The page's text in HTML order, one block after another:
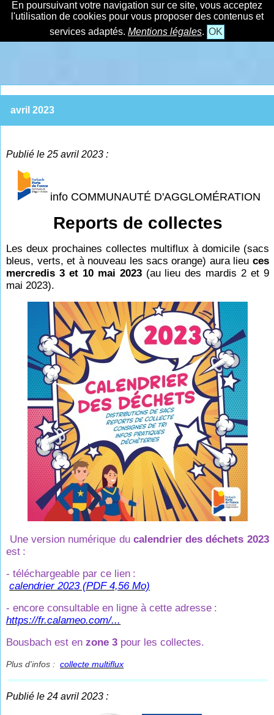
En poursuivant votre navigation sur ce site, vous acceptez
l'utilisation de cookies pour vous proposer des contenus et
services adaptés. Mentions légales. OK
avril 2023
Publié le 25 avril 2023 :
info COMMUNAUTÉ D'AGGLOMÉRATION
Reports de collectes
Les deux prochaines collectes multiflux à domicile (sacs
bleus, verts, et à nouveau les sacs orange) aura lieu ces
mercredis 3 et 10 mai 2023(au lieu des mardis 2 et 9
mai 2023).
Une version numérique du calendrier des déchets 2023
est :
- téléchargeable par ce lien :
calendrier 2023 (PDF 4,56 Mo)
- encore consultable en ligne à cette adresse :
https://fr.calameo.com/...
Bousbach est enzone 3 pour les collectes.
Plus d'infos :collecte multiflux
Publié le 24 avril 2023 :